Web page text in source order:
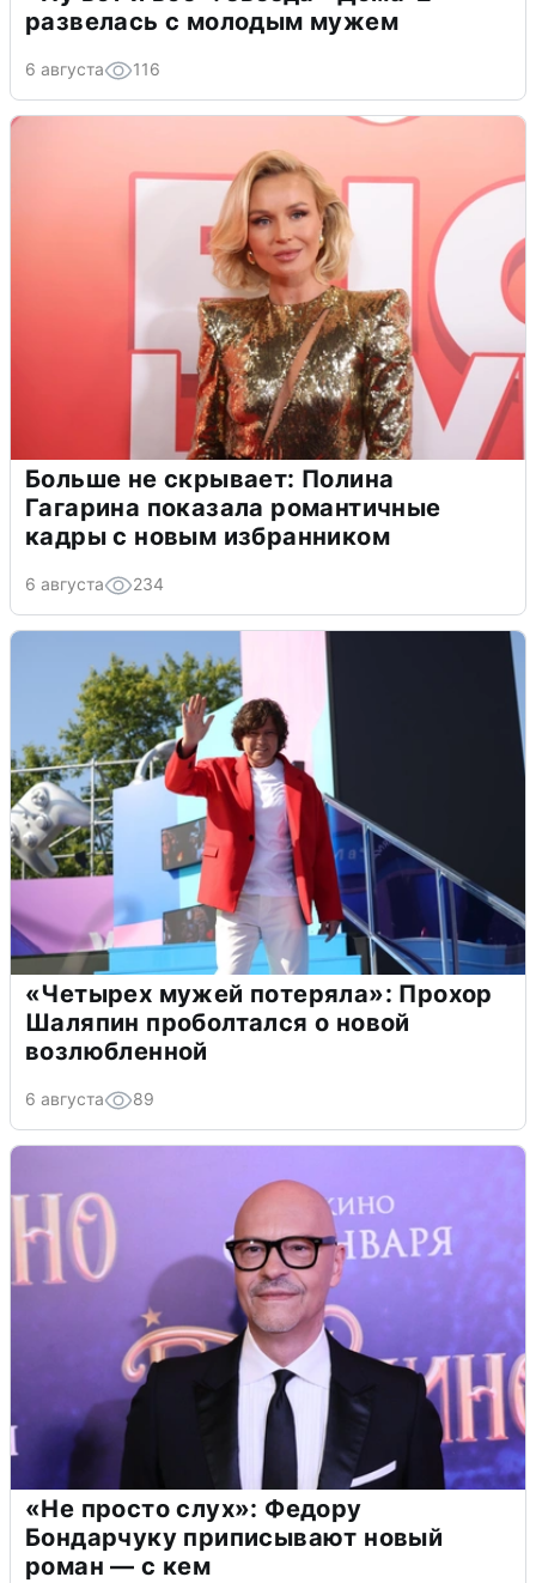
развелась с молодым мужем
6 августа 116
Больше не скрывает: Полина
Гагарина показала романтичные
кадры с новым избранником
6 августа 234
«Четырех мужей потеряла»: Прохор
Шаляпин проболтался о новой
возлюбленной
6 августа 89
«Не просто слух»: Федору
Бондарчуку приписывают новый
роман — с кем